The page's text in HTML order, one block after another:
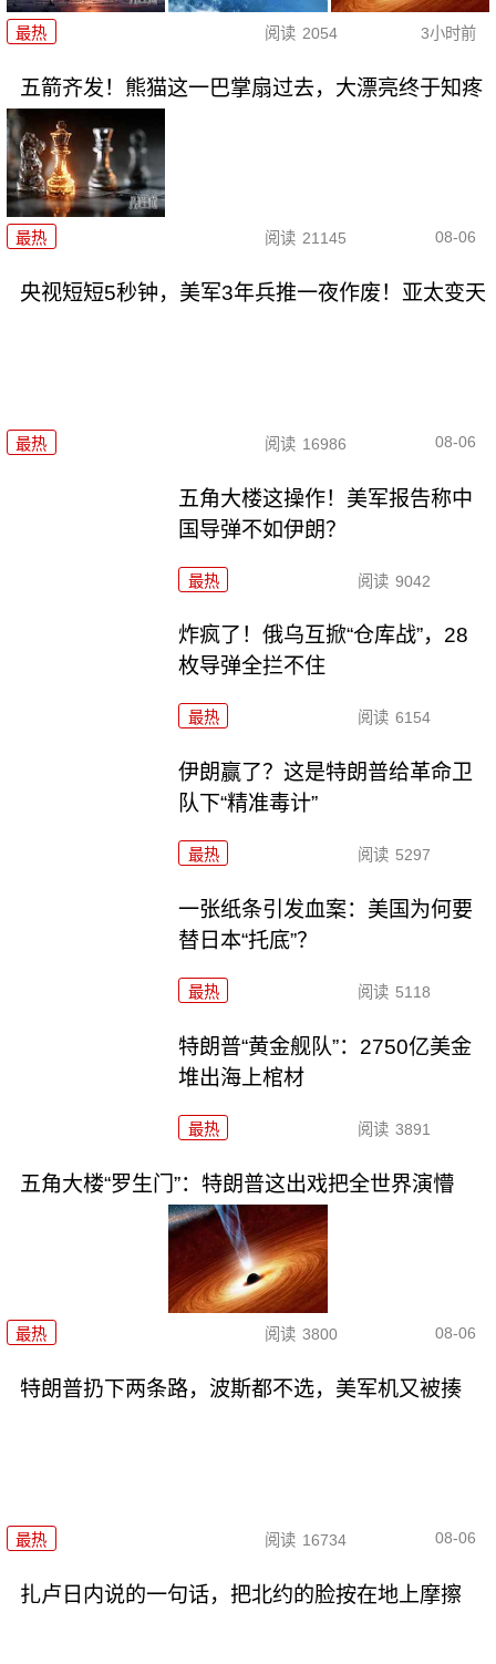
最热 阅读 2054 3小时前
五箭齐发！熊猫这一巴掌扇过去，大漂亮终于知疼
最热 阅读 21145 08-06
央视短短5秒钟，美军3年兵推一夜作废！亚太变天
最热 阅读 16986 08-06
五角大楼这操作！美军报告称中
国导弹不如伊朗？
最热 阅读 9042
炸疯了！俄乌互掀“仓库战”，28
枚导弹全拦不住
最热 阅读 6154
伊朗赢了？这是特朗普给革命卫
队下“精准毒计”
最热 阅读 5297
一张纸条引发血案：美国为何要
替日本“托底”？
最热 阅读 5118
特朗普“黄金舰队”：2750亿美金
堆出海上棺材
最热 阅读 3891
五角大楼“罗生门”：特朗普这出戏把全世界演懵
最热 阅读 3800 08-06
特朗普扔下两条路，波斯都不选，美军机又被揍
最热 阅读 16734 08-06
扎卢日内说的一句话，把北约的脸按在地上摩擦